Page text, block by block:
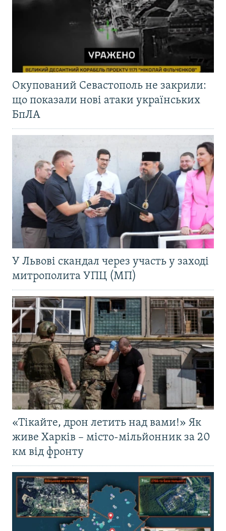
Окупований Севастополь не закрили:
що показали нові атаки українських
БпЛА
У Львові скандал через участь у заході
митрополита УПЦ (МП)
«Тікайте, дрон летить над вами!» Як
живе Харків – місто-мільйонник за 20
км від фронту